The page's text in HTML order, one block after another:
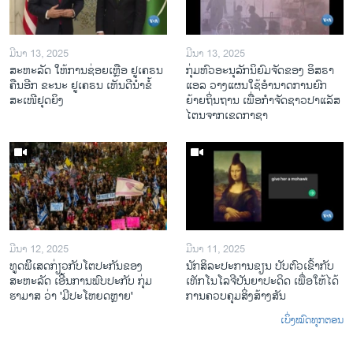
ມີນາ 13, 2025
ສະຫະລັດ ໃຫ້ການຊ່ອຍເຫຼືອ ຢູເຄຣນ
ຄືນອີກ ຂະນະ ຢູເຄຣນ ເຫັນດີນຳຂໍ້
ສະເໜີຢຸດຍິງ
ມີນາ 13, 2025
ກຸ່ມຫົວອະນຸລັກນິຍົມຈັດຂອງ ອິສຣາ
ແອລ ວາງແຜນໃຊ້ອຳນາດການຍົກ
ຍ້າຍຖິ່ນຖານ ເພື່ອກຳຈັດຊາວປາແລັສ
ໄຕນຈາກເຂດກາຊາ
ມີນາ 12, 2025
ທູດພິິເສດກ່ຽວກັບໂຕປະກັນຂອງ
ສະຫະລັດ ເອີ້ນການພົບປະກັບ ກຸ່ມ
ຮາມາສ ວ່າ 'ມີປະໂຫຍດຫຼາຍ'
ມີນາ 11, 2025
ນັກ​ສິ​ລະ​ປະ​ການ​ຂຽນ ປັບ​ຕົວ​ເຂົ້າ​ກັບ​
ເທັກ​ໂນ​ໂລ​ຈີ​ປັນ​ຍາ​ປະ​ດິດ ເພື່ອ​ໃຫ້​ໄດ້​
ກ​ານ​ຄວບ​ຄຸມ​ສິ່ງ​ສ້າງ​ສັນ
ເບິ່ງໝົດທຸກຕອນ